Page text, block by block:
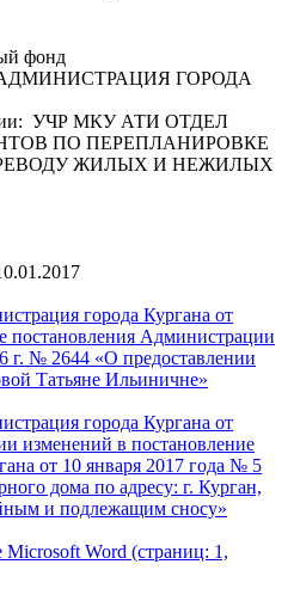
фонд
ГОРОДА
УЧР МКУ АТИ ОТДЕЛ
ПО ПЕРЕПЛАНИРОВКЕ
ЖИЛЫХ И НЕЖИЛЫХ
города Кургана от
постановления Администрации
г. № 2644 «О предоставлении
Татьяне Ильиничне»
города Кургана от
изменений в постановление
от 10 января 2017 года № 5
дома по адресу: г. Курган,
и подлежащим сносу»
Microsoft Word (страниц: 1,